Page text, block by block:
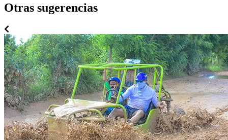
Otras sugerencias